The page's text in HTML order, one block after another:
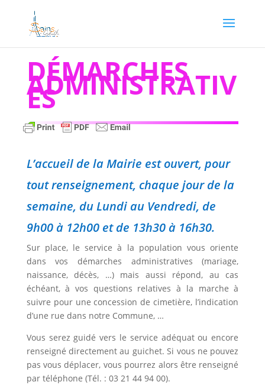
DÉMARCHES
ADMINISTRATIV
ES
L’accueil de la Mairie est ouvert, pour
tout renseignement, chaque jour de la
semaine, du Lundi au Vendredi, de
9h00 à 12h00 et de 13h30 à 16h30.
Sur place, le service à la population vous oriente
dans vos démarches administratives (mariage,
naissance, décès, …) mais aussi répond, au cas
échéant, à vos questions relatives à la marche à
suivre pour une concession de cimetière, l’indication
d’une rue dans notre Commune, …
Vous serez guidé vers le service adéquat ou encore
renseigné directement au guichet. Si vous ne pouvez
pas vous déplacer, vous pourrez alors être renseigné
par téléphone (Tél. : 03 21 44 94 00).